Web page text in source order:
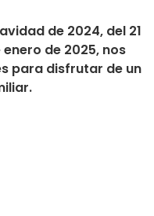
de 2024, del 21
de 2025, nos
para disfrutar de un